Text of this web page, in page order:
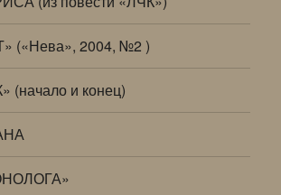
(«Нева», 2004, №2 )
(начало и конец)